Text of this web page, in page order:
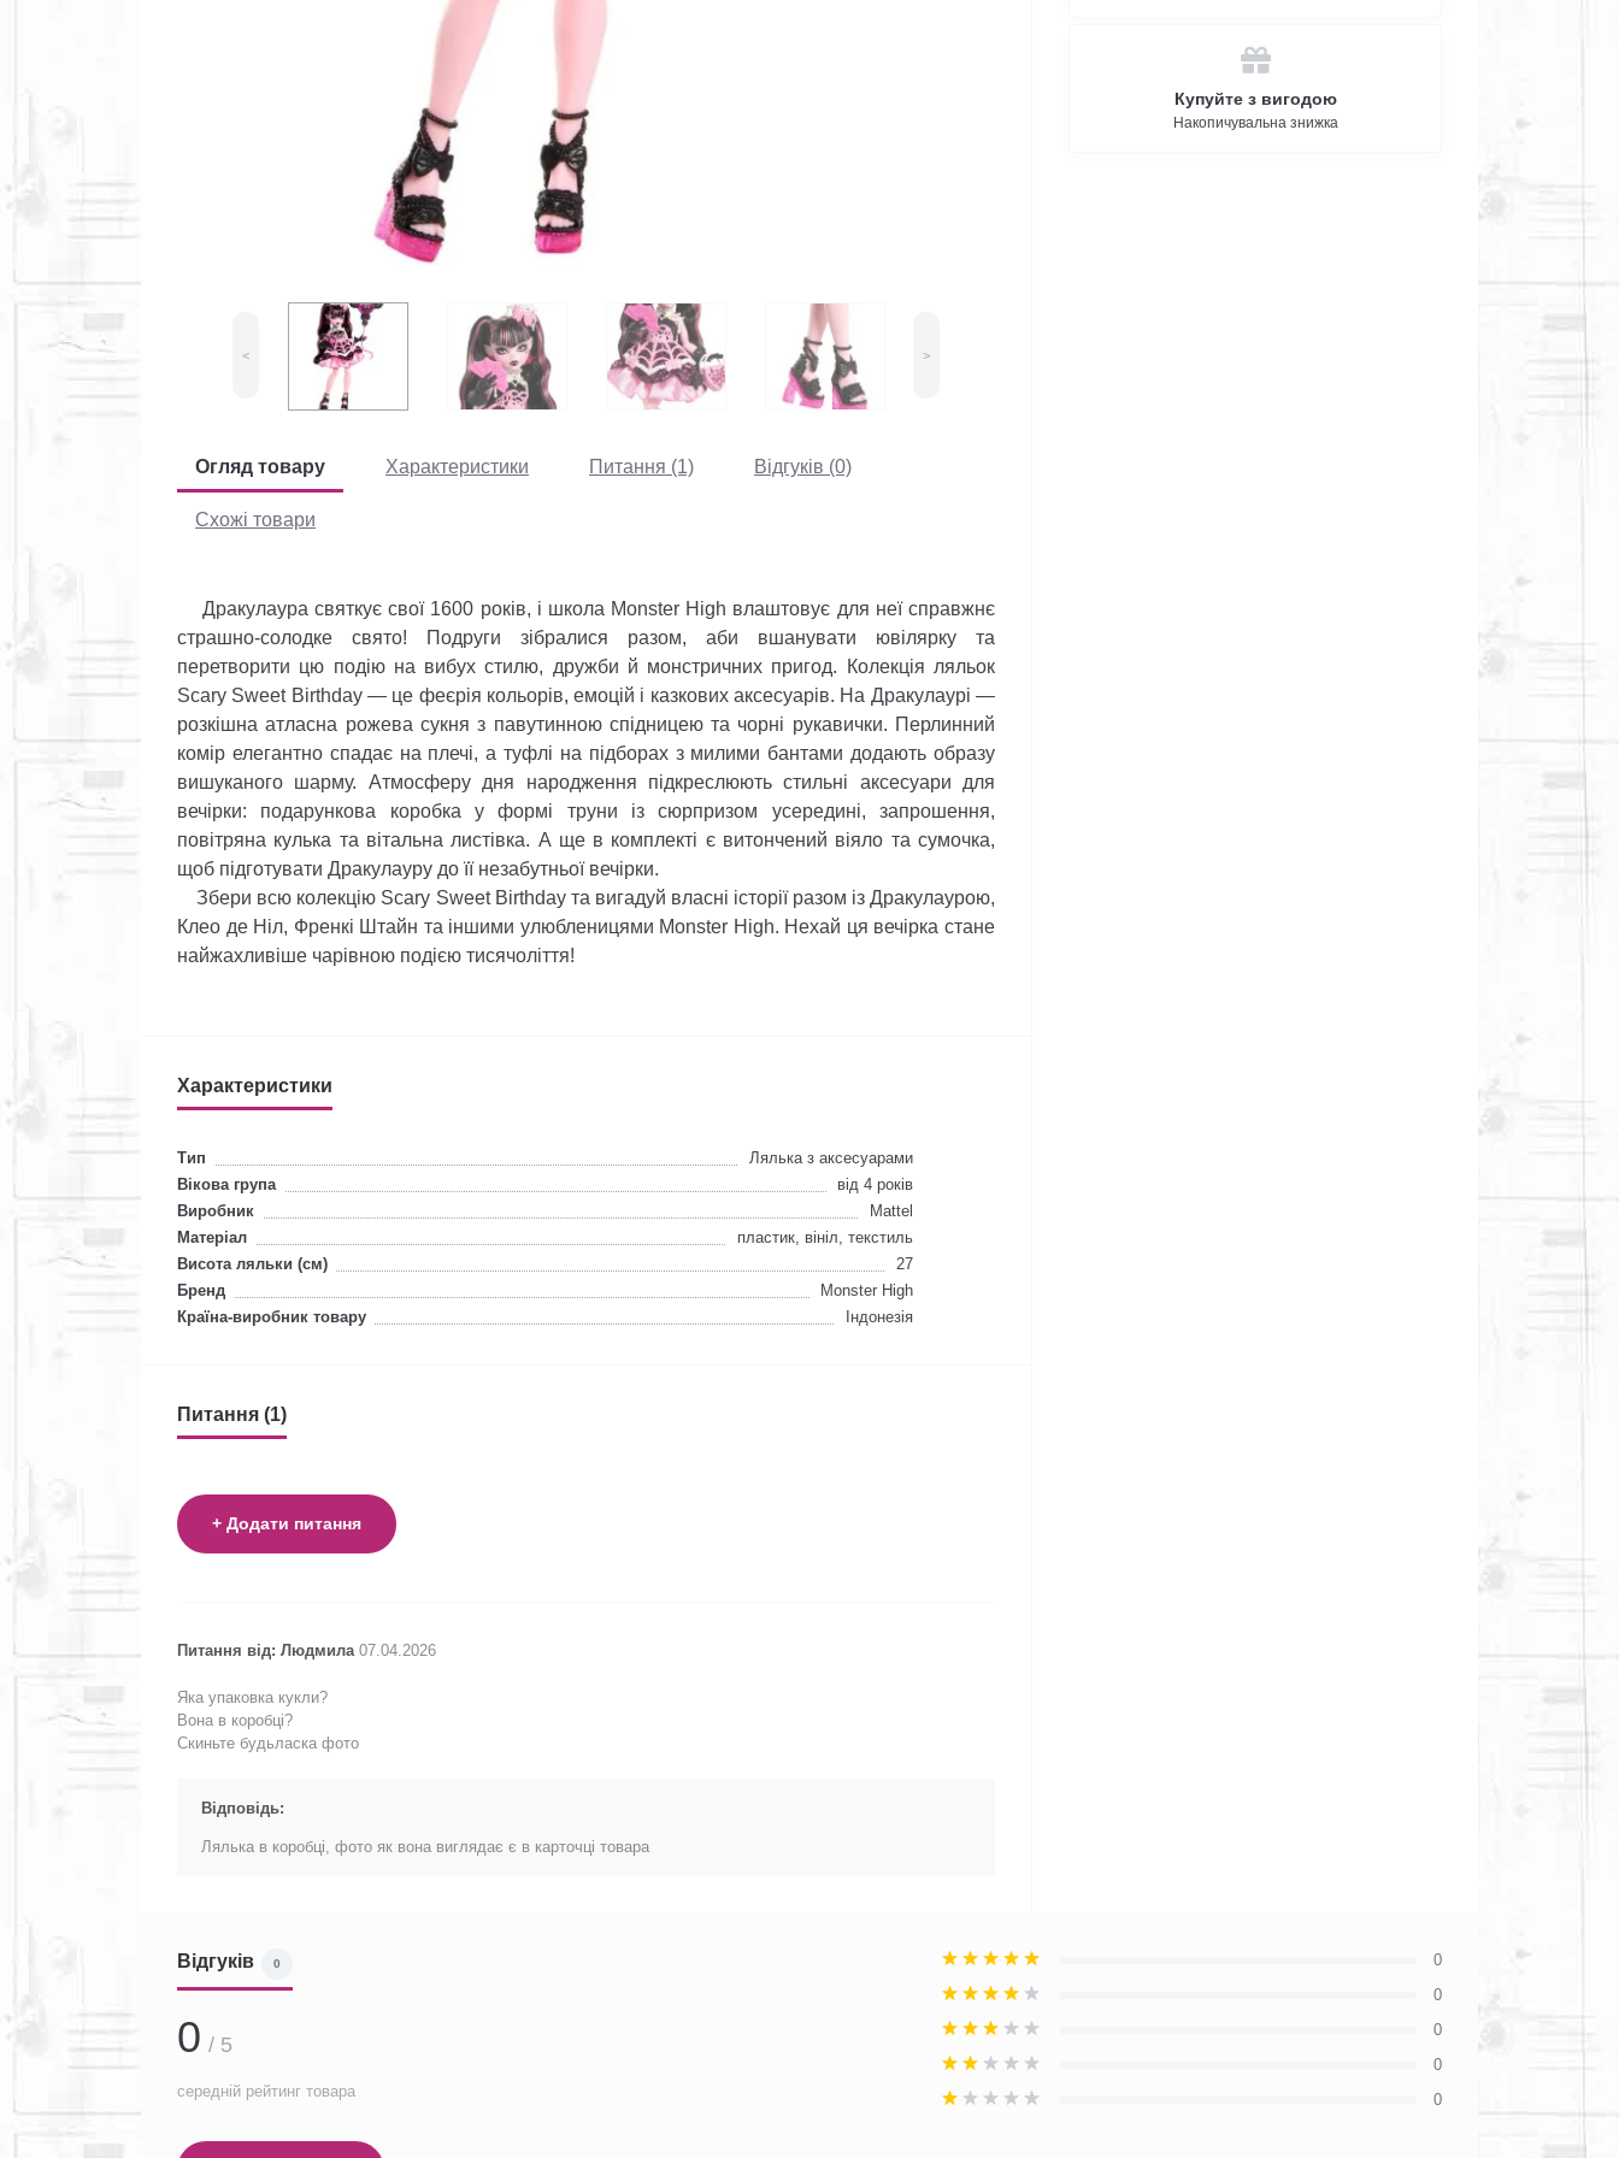
< >
Огляд товару Характеристики Питання (1) Відгуків (0)
Схожі товари
Дракулаура святкує свої 1600 років, і школа Monster High влаштовує для неї справжнє
страшно-солодке свято! Подруги зібралися разом, аби вшанувати ювілярку та
перетворити цю подію на вибух стилю, дружби й монстричних пригод. Колекція ляльок
Scary Sweet Birthday — це феєрія кольорів, емоцій і казкових аксесуарів. На Дракулаурі —
розкішна атласна рожева сукня з павутинною спідницею та чорні рукавички. Перлинний
комір елегантно спадає на плечі, а туфлі на підборах з милими бантами додають образу
вишуканого шарму. Атмосферу дня народження підкреслюють стильні аксесуари для
вечірки: подарункова коробка у формі труни із сюрпризом усередині, запрошення,
повітряна кулька та вітальна листівка. А ще в комплекті є витончений віяло та сумочка,
щоб підготувати Дракулауру до її незабутньої вечірки.
Збери всю колекцію Scary Sweet Birthday та вигадуй власні історії разом із Дракулаурою,
Клео де Ніл, Френкі Штайн та іншими улюбленицями Monster High. Нехай ця вечірка стане
найжахливіше чарівною подією тисячоліття!
Характеристики
Тип
Лялька з аксесуарами
Вікова група
від 4 років
Виробник
Mattel
Матеріал
пластик, вініл, текстиль
Висота ляльки (см)
27
Бренд
Monster High
Країна-виробник товару
Індонезія
Питання (1)
+ Додати питання
Питання від: Людмила 07.04.2026
Яка упаковка кукли?
Вона в коробці?
Скиньте будьласка фото
Відповідь:
Лялька в коробці, фото як вона виглядає є в карточці товара
Купуйте з вигодою
Накопичувальна знижка
Відгуків 0
0 / 5
середній рейтинг товара
0
0
0
0
0